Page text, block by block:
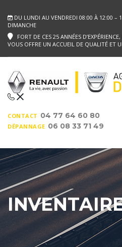
DU LUNDI AU VENDREDI 08:00 À 12:00 –
DIMANCHE
FORT DE CES 25 ANNÉES
VOUS OFFRE UN ACCUEIL DE QUALITÉ ET
CONTACT 04 77 64 60 80
DÉPANNAGE 06 08 33 71 49